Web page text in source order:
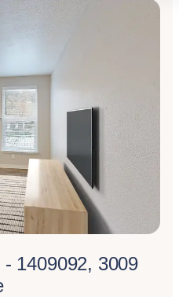
1409092, 3009